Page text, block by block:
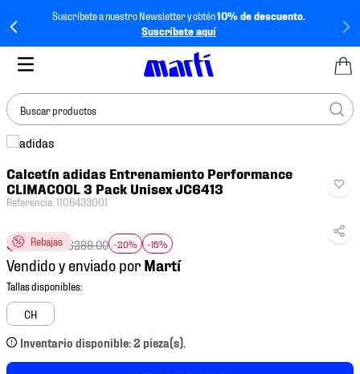
Suscríbete a nuestro Newsletter y obtén10% de descuento.
Suscríbete aquí
Buscar productos
Calcetín adidas Entrenamiento Performance
CLIMACOOL 3 Pack Unisex JC6413
Referencia:1106433001
Rebajas
$196.52 $289.00 -20% -15%
Vendido y enviado por
CH
Inventario disponible: 2 pieza(s).
BUSCADOS
1.
tenis mujer
3.
tenis
4.
tenis futbol
.
jersey
6.
mochila